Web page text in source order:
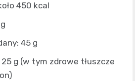
450 kcal
45 g
25 g (w tym zdrowe tłuszcze